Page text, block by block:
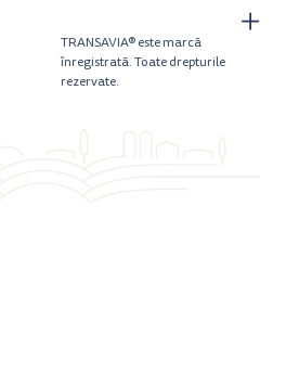
TRANSAVIA® este marcă
înregistrată. Toate drepturile
rezervate.